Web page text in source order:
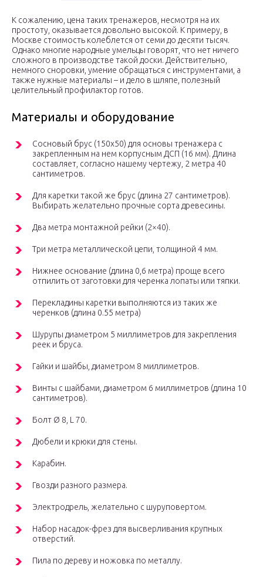
К сожалению, цена таких тренажеров, несмотря на их
простоту, оказывается довольно высокой. К примеру, в
Москве стоимость колеблется от семи до десяти тысяч.
Однако многие народные умельцы говорят, что нет ничего
сложного в производстве такой доски. Действительно,
немного сноровки, умение обращаться с инструментами, а
также нужные материалы – и дело в шляпе, полезный
целительный профилактор готов.
Материалы и оборудование
Сосновый брус (150х50) для основы тренажера с
закрепленным на нем корпусным ДCП (16 мм). Длина
составляет, согласно нашему чертежу, 2 метра 40
сантиметров.
Для каретки такой же брус (длина 27 сантиметров).
Выбирать желательно прочные сорта древесины.
Два метра монтажной рейки (2×40).
Три метра металлической цепи, толщиной 4 мм.
Нижнее основание (длина 0,6 метра) проще всего
отпилить от заготовки для черенка лопаты или тяпки.
Перекладины каретки выполняются из таких же
черенков (длина 0.55 метра)
Шурупы диаметром 5 миллиметров для закрепления
реек и бруса.
Гайки и шайбы, диаметром 8 миллиметров.
Винты c шайбами, диаметром 6 миллиметров (длина 10
сантиметров).
Болт Ø 8, L 70.
Дюбели и крюки для стены.
Карабин.
Гвозди разного размера.
Электродрель, желательно с шуруповертом.
Набор насадок-фрез для высверливания крупных
отверстий.
Пила по дереву и ножовка по металлу.